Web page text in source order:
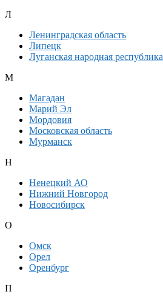
Л
Ленинградская область
Липецк
Луганская народная республика
М
Магадан
Марий Эл
Мордовия
Московская область
Мурманск
Н
Ненецкий АО
Нижний Новгород
Новосибирск
О
Омск
Орел
Оренбург
П